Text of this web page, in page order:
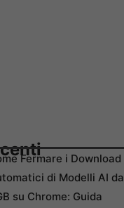
Fermare i Download
di Modelli AI da
su Chrome: Guida